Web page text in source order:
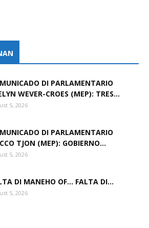
DI PARLAMENTARIO
WEVER-CROES (MEP): TRES...
5, 2026
DI PARLAMENTARIO
TJON (MEP): GOBIERNO...
5, 2026
DI MANEHO OF… FALTA DI...
5, 2026